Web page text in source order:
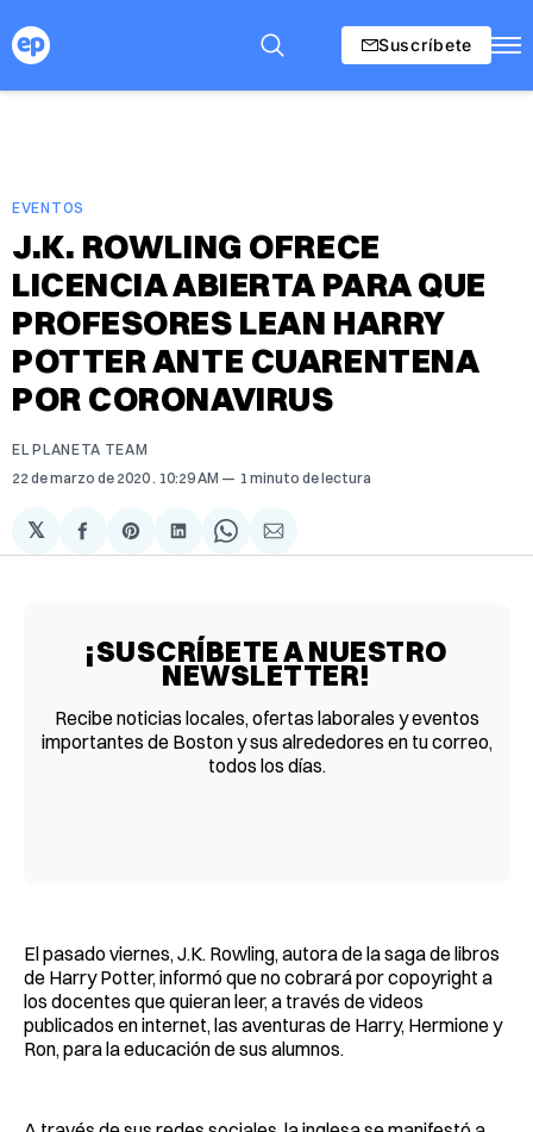
Suscríbete
EVENTOS
J.K. ROWLING OFRECE
LICENCIA ABIERTA PARA QUE
PROFESORES LEAN HARRY
POTTER ANTE CUARENTENA
POR CORONAVIRUS
EL PLANETA TEAM
22 de marzo de 2020 . 10:29 AM 1 minuto de lectura
𝕏
Compartir
en
Share
on
Compartir
en
Share
on
Compartir
via
¡SUSCRÍBETE A NUESTRO
NEWSLETTER!
Recibe noticias locales, ofertas laborales y eventos
importantes de Boston y sus alrededores en tu correo,
todos los días.
El pasado viernes, J.K. Rowling, autora de la saga de libros
de Harry Potter, informó que no cobrará por copoyright a
los docentes que quieran leer, a través de videos
publicados en internet, las aventuras de Harry, Hermione y
Ron, para la educación de sus alumnos.